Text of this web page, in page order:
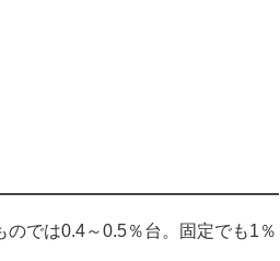
のでは0.4～0.5％台。固定でも1 ％